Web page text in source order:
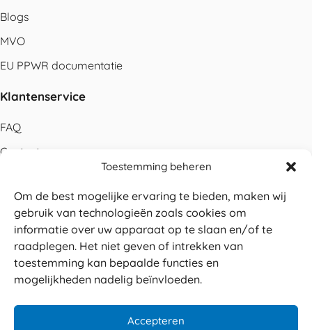
Toestemming beheren
Om de best mogelijke ervaring te bieden, maken wij
gebruik van technologieën zoals cookies om
informatie over uw apparaat op te slaan en/of te
raadplegen. Het niet geven of intrekken van
toestemming kan bepaalde functies en
mogelijkheden nadelig beïnvloeden.
Accepteren
Blogs
MVO
EU PPWR documentatie
Klantenservice
FAQ
Contact
Betalen
Levering
Retouren
Service en garantie